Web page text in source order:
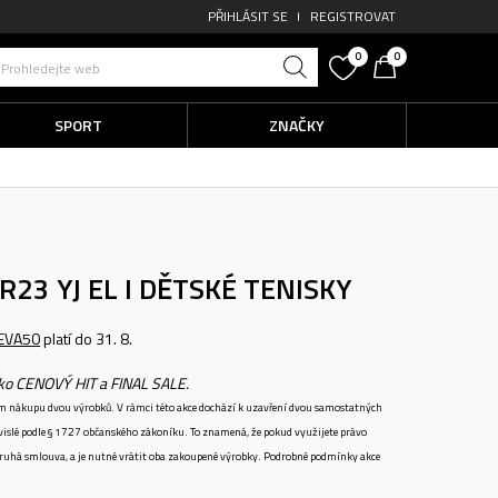
PŘIHLÁSIT SE REGISTROVAT
Prohledejte web
0 0
SPORT
ZNAČKY
YJ EL I DĚTSKÉ TENISKY
platí do 31. 8.
HIT a FINAL SALE.
nákupu dvou výrobků. V rámci této akce dochází k uzavření dvou samostatných
podle § 1727 občanského zákoníku. To znamená, že pokud využijete právo
smlouva, a je nutné vrátit oba zakoupené výrobky. Podrobné podmínky akce